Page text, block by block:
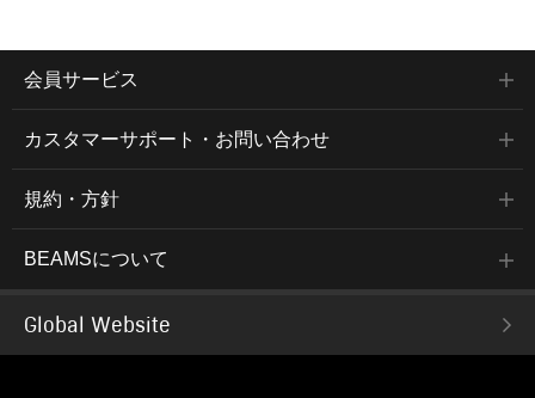
会員サービス
カスタマーサポート・お問い合わせ
規約・方針
BEAMSについて
Global Website